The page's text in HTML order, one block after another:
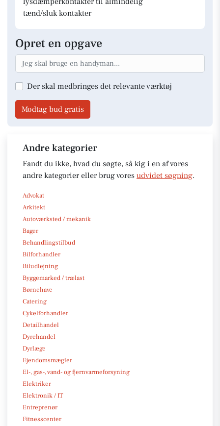
tænd/sluk kontakter
Opret en opgave
Der skal medbringes det relevante værktøj
Modtag bud gratis
Andre kategorier
Fandt du ikke, hvad du søgte, så kig i en af vores
andre kategorier eller brug vores udvidet søgning.
Advokat
Arkitekt
Autoværksted / mekanik
Bager
Behandlingstilbud
Bilforhandler
Biludlejning
Byggemarked / trælast
Børnehave
Catering
Cykelforhandler
Detailhandel
Dyrehandel
Dyrlæge
Ejendomsmægler
El-, gas-, vand- og fjernvarmeforsyning
Elektriker
Elektronik / IT
Entreprenør
Fitnesscenter